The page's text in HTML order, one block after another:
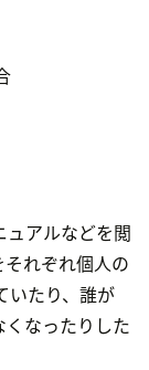
アルなどを閲
れぞれ個人の
いたり、誰が
なったりした